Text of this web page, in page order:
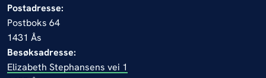
Postadresse:
Postboks 64
1431 Ås
Besøksadresse:
Elizabeth Stephansens vei 1